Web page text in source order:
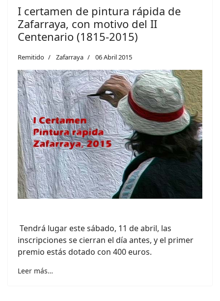
I certamen de pintura rápida de
Zafarraya, con motivo del II
Centenario (1815-2015)
Remitido Zafarraya 06 Abril 2015
Tendrá lugar este sábado, 11 de abril, las
inscripciones se cierran el día antes, y el primer
premio estás dotado con 400 euros.
Leer más…